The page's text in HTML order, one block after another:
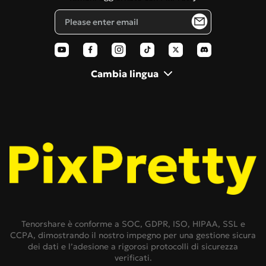
Cambia lingua
Filtro Pixar
Polaroid AI
Tenorshare è conforme a SOC, GDPR, ISO, HIPAA, SSL e
CCPA, dimostrando il nostro impegno per una gestione sicura
dei dati e l’adesione a rigorosi protocolli di sicurezza
verificati.